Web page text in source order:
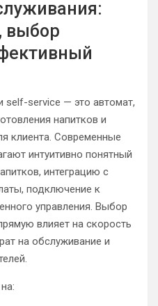
выбор
self-service — это автомат,
напитков и
клиента. Современные
интуитивно понятный
интеграцию с
подключение к
управления. Выбор
влияет на скорость
на обслуживание и